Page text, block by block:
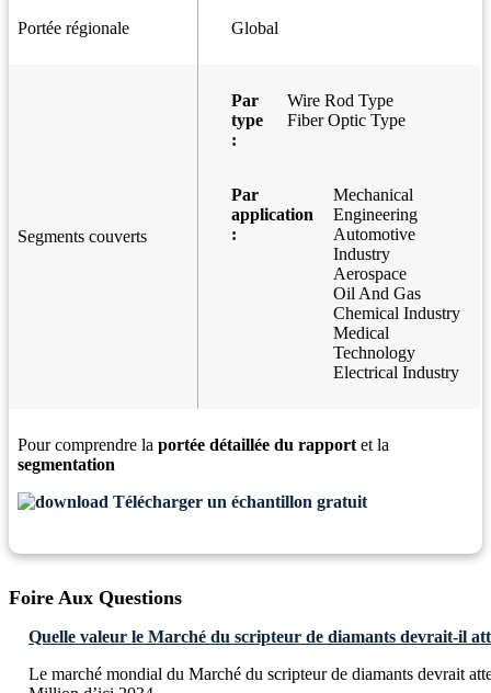
Portée régionale Global
Segments couverts
Par
type
:
Wire Rod Type
Fiber Optic Type
Par
application
:
Mechanical
Engineering
Automotive
Industry
Aerospace
Oil And Gas
Chemical Industry
Medical
Technology
Electrical Industry
Pour comprendre la portée détaillée du rapport et la
segmentation
Télécharger un échantillon gratuit
Foire Aux Questions
Quelle valeur le Marché du scripteur de diamants devrait-il
Le marché mondial du Marché du scripteur de diamants devrait